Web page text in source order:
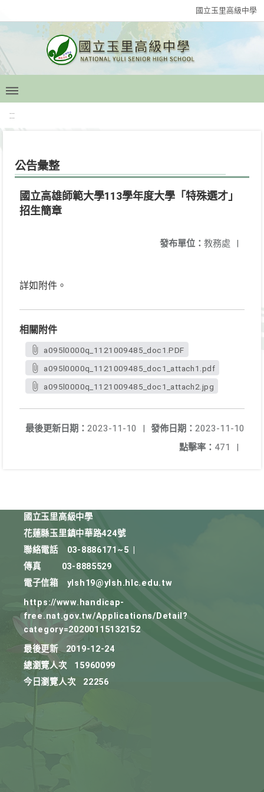
國立玉里高級中學
:::
公告彙整
國立高雄師範大學113學年度大學「特殊選才」
招生簡章
發布單位： 教務處 |
詳如附件。
相關附件
a095l0000q_1121009485_doc1.PDF
a095l0000q_1121009485_doc1_attach1.pdf
a095l0000q_1121009485_doc1_attach2.jpg
發佈日期： 2023-11-10
最後更新日期： 2023-11-10
|
點擊率： 471 |
國立玉里高級中學
花蓮縣玉里鎮中華路424號
聯絡電話
03-8886171~5
傳真
03-8885529
電子信箱
ylsh19@ylsh.hlc.edu.tw
https://www.handicap-
free.nat.gov.tw/Applications/Detail?
category=20200115132152
最後更新
2019-12-24
總瀏覽人次
15960099
今日瀏覽人次
22256